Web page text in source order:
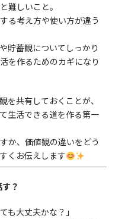
難しいこと。
る考え方や使い方が違う
貯蓄観についてしっかり
を作るためのカギになり
を共有しておくことが、
生活できる道を作る第一
か、価値観の違いをどう
くお伝えします
？
も大丈夫かな？」